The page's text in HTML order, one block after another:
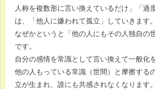
人称を複数形に言い換えているだけ」「過
は、「他人に嫌われて孤立」していきます。
なぜかというと「他の人にもその人独自の
です。
自分の感情を常識として言い換えて一般化
他の人もっている常識（世間）と摩擦する
立が生まれ、誰にも共感されなくなります。